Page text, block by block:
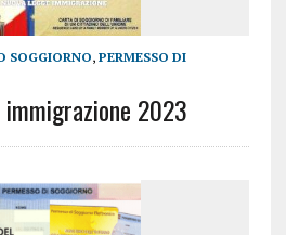
SOGGIORNO, PERMESSO DI
2023